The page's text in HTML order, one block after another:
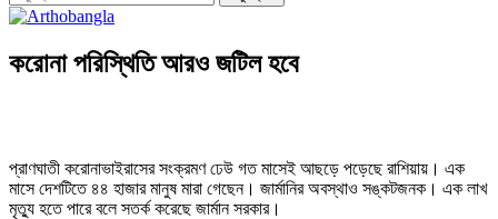
করোনা পরিস্থিতি আরও জটিল হবে
প্রাণঘাতী করোনাভাইরাসের সংক্রমণ ঢেউ গত মাসেই আছড়ে পড়েছে রাশিয়ায়। এক
মাসে দেশটিতে ৪৪ হাজার মানুষ মারা গেছেন। জার্মানির অবস্থাও সঙ্কটজনক। এক লাখ
মৃত্যু হতে পারে বলে সতর্ক করেছে জার্মান সরকার।